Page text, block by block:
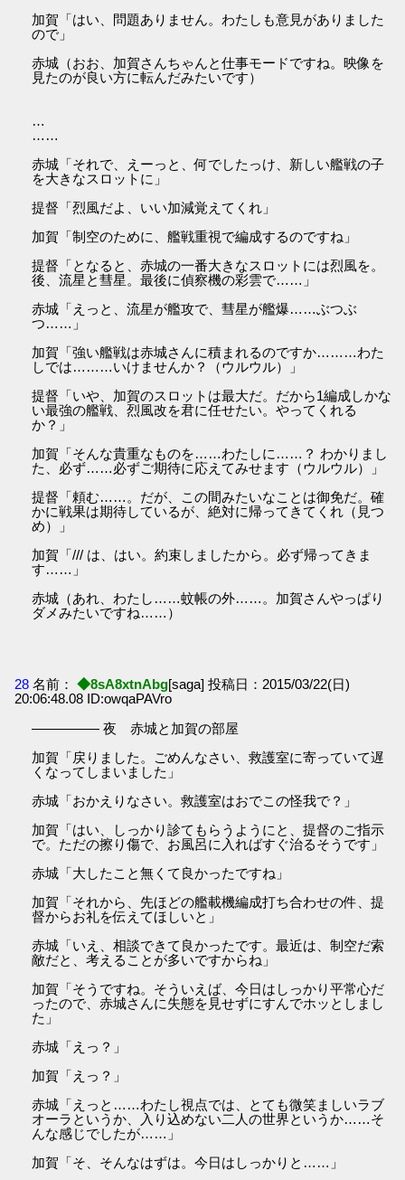
加賀「はい、問題ありません。わたしも意見がありました
ので」
赤城（おお、加賀さんちゃんと仕事モードですね。映像を
見たのが良い方に転んだみたいです）
…
……
赤城「それで、えーっと、何でしたっけ、新しい艦戦の子
を大きなスロットに」
提督「烈風だよ、いい加減覚えてくれ」
加賀「制空のために、艦戦重視で編成するのですね」
提督「となると、赤城の一番大きなスロットには烈風を。
後、流星と彗星。最後に偵察機の彩雲で……」
赤城「えっと、流星が艦攻で、彗星が艦爆……ぶつぶ
つ……」
加賀「強い艦戦は赤城さんに積まれるのですか………わた
しでは………いけませんか？（ウルウル）」
提督「いや、加賀のスロットは最大だ。だから1編成しかな
い最強の艦戦、烈風改を君に任せたい。やってくれる
か？」
加賀「そんな貴重なものを……わたしに……？ わかりまし
た、必ず……必ずご期待に応えてみせます（ウルウル）」
提督「頼む……。だが、この間みたいなことは御免だ。確
かに戦果は期待しているが、絶対に帰ってきてくれ（見つ
め）」
加賀「/// は、はい。約束しましたから。必ず帰ってきま
す……」
赤城（あれ、わたし……蚊帳の外……。加賀さんやっぱり
ダメみたいですね……）
28 名前： ◆8sA8xtnAbg[saga] 投稿日：2015/03/22(日)
20:06:48.08 ID:owqaPAVro
――――― 夜 赤城と加賀の部屋
加賀「戻りました。ごめんなさい、救護室に寄っていて遅
くなってしまいました」
赤城「おかえりなさい。救護室はおでこの怪我で？」
加賀「はい、しっかり診てもらうようにと、提督のご指示
で。ただの擦り傷で、お風呂に入ればすぐ治るそうです」
赤城「大したこと無くて良かったですね」
加賀「それから、先ほどの艦載機編成打ち合わせの件、提
督からお礼を伝えてほしいと」
赤城「いえ、相談できて良かったです。最近は、制空だ索
敵だと、考えることが多いですからね」
加賀「そうですね。そういえば、今日はしっかり平常心だ
ったので、赤城さんに失態を見せずにすんでホッとしまし
た」
赤城「えっ？」
加賀「えっ？」
赤城「えっと……わたし視点では、とても微笑ましいラブ
オーラというか、入り込めない二人の世界というか……そ
んな感じでしたが……」
加賀「そ、そんなはずは。今日はしっかりと……」